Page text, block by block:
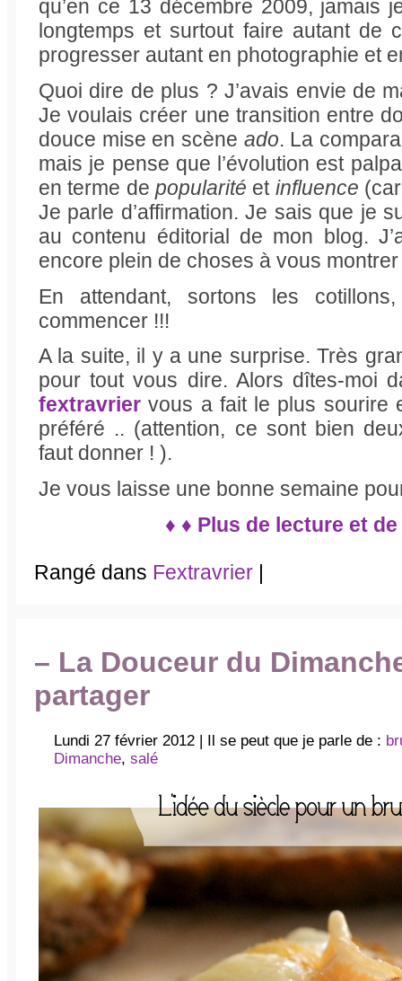
qu’en ce 13 décembre 2009, jamais
longtemps et surtout faire autant de
progresser autant en photographie et
Quoi dire de plus ? J’avais envie de
Je voulais créer une transition entre
douce mise en scène ado. La
mais je pense que l’évolution est
en terme depopularité et influence
Je parle d’affirmation. Je sais que je
au contenu éditorial de mon blog.
encore plein de choses à vous montrer
En attendant, sortons les
commencer !!!
A la suite, il y a une surprise. Très
pour tout vous dire. Alors dîtes-moi
fextravrier vous a fait le plus sourire
préféré .. (attention, ce sont bien
faut donner ! ).
Je vous laisse une bonne semaine
♦ ♦ Plus de lecture et
Rangé dans Fextravrier |
– La Douceur du
partager
Lundi 27 février 2012 | Il se peut que je parle de :
Dimanche, salé